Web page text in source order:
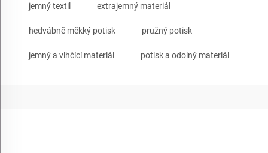
jemný textil extrajemný materiál
hedvábně měkký potisk pružný potisk
jemný a vlhčící materiál potisk a odolný materiál